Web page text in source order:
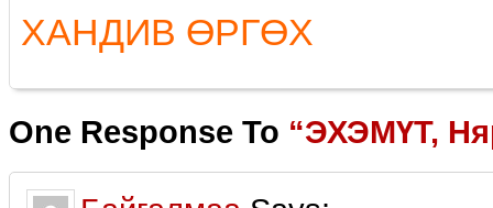
ХАНДИВ ӨРГӨХ
One Response To “ЭХЭМҮТ,